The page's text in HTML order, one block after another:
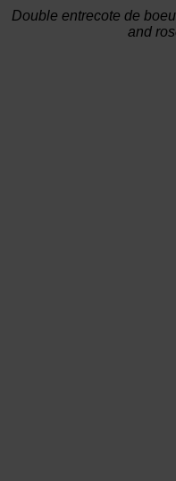
Double entrecote de
and